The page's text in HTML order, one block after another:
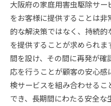
大阪府の家庭用害虫駆除サ
をお客様に提供することは
的な解決策ではなく、持続
を提供することが求められ
間を設け、その間に再発が
応を行うことが顧客の安心
検サービスを組み合わせる
でき、長期間にわたる安全な